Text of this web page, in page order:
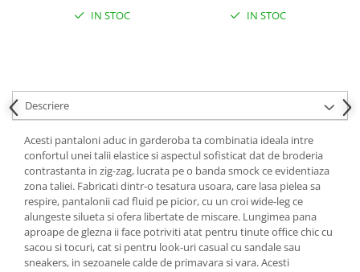
IN STOC IN STOC
Descriere
Acesti pantaloni aduc in garderoba ta combinatia ideala intre
confortul unei talii elastice si aspectul sofisticat dat de broderia
contrastanta in zig-zag, lucrata pe o banda smock ce evidentiaza
zona taliei. Fabricati dintr-o tesatura usoara, care lasa pielea sa
respire, pantalonii cad fluid pe picior, cu un croi wide-leg ce
alungeste silueta si ofera libertate de miscare. Lungimea pana
aproape de glezna ii face potriviti atat pentru tinute office chic cu
sacou si tocuri, cat si pentru look-uri casual cu sandale sau
sneakers, in sezoanele calde de primavara si vara. Acesti